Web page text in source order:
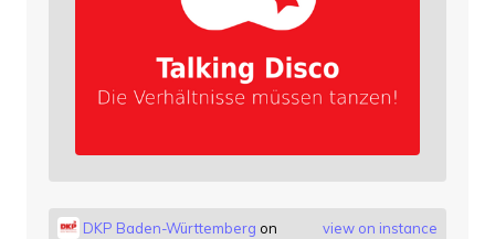
view on instance
DKP Baden-Württemberg on